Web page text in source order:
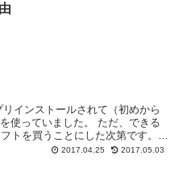
インストールされて（初めから
使っていました。 ただ、できる
トを買うことにした次第です。
2017.04.25 2017.05.03